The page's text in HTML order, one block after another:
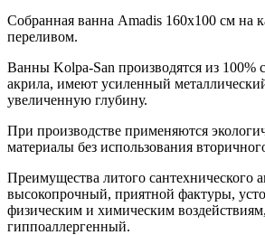
Собранная ванна Amadis 160х100 см на
переливом.
Ванны Kolpa-San производятся из 100%
акрила, имеют усиленный
увеличенную глубину.
При производстве применяются
материалы без использования
Преимущества литого сантехнического
высокопрочный, приятной фактуры,
физическим и химическим
гиппоаллергенный.